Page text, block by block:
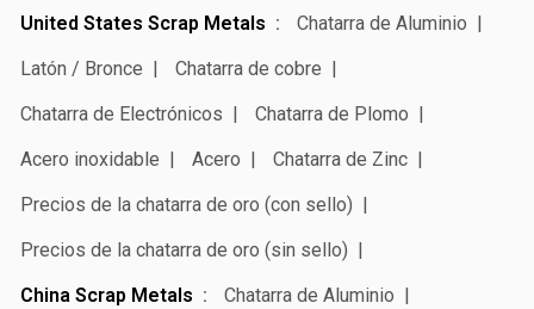
United States Scrap Metals
Chatarra de Aluminio
Latón / Bronce
Chatarra de cobre
Chatarra de Electrónicos
Chatarra de Plomo
Acero inoxidable
Acero
Chatarra de Zinc
Precios de la chatarra de oro (con sello)
Precios de la chatarra de oro (sin sello)
China Scrap Metals
Chatarra de Aluminio